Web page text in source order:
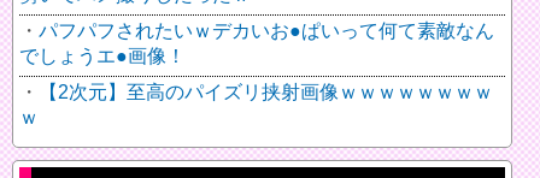
パフパフされたいｗデカいお●ぱいって何て素敵なん
でしょうエ●画像！
【2次元】至高のパイズリ挟射画像ｗｗｗｗｗｗｗｗ
ｗ